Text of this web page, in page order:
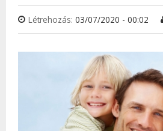
Létrehozás: 03/07/2020 - 00:02